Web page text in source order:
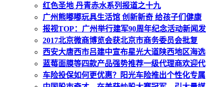
红色圣地 丹青赤水系列报道之十九
广州熊嘟嘟玩具生活馆 创新新奇 给孩子们健康
报视TOP：广州举行建军90周年纪念活动新闻发
2017北京微商博览会获北京市商务委员会批复
西安大唐西市吕建中宣布星光大道陕西地区海选
蓝莓面膜等四款产品强势推荐一级代理商欢迎代
车险投保如何更优惠？阳光车险推出个性化专属